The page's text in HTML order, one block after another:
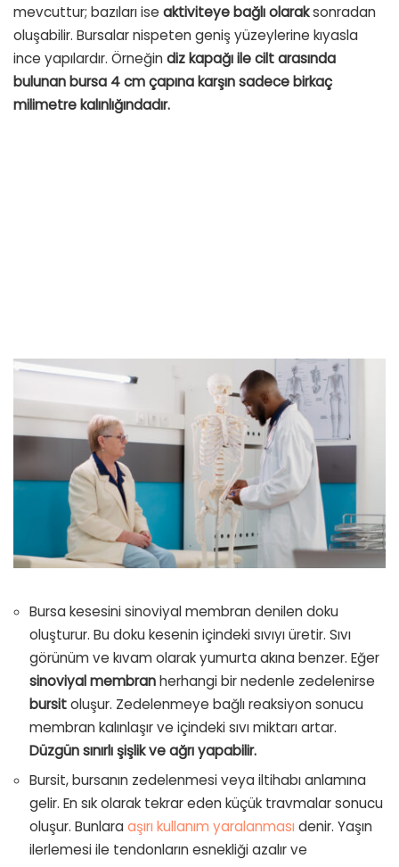
mevcuttur; bazıları ise aktiviteye bağlı olaraksonradan
oluşabilir. Bursalar nispeten geniş yüzeylerine kıyasla
ince yapılardır. Örneğin diz kapağı ile cilt arasında
bulunan bursa 4 cm çapına karşın sadece birkaç
milimetre kalınlığındadır.
Bursa kesesini sinoviyal membran denilen doku
oluşturur. Bu doku kesenin içindeki sıvıyı üretir. Sıvı
görünüm ve kıvam olarak yumurta akına benzer. Eğer
sinoviyal membranherhangi bir nedenle zedelenirse
bursitoluşur. Zedelenmeye bağlı reaksiyon sonucu
membran kalınlaşır ve içindeki sıvı miktarı artar.
Düzgün sınırlı şişlik ve ağrı yapabilir.
Bursit, bursanın zedelenmesi veya iltihabı anlamına
gelir. En sık olarak tekrar eden küçük travmalar sonucu
oluşur. Bunlara aşırı kullanım yaralanması denir. Yaşın
ilerlemesi ile tendonların esnekliği azalır ve